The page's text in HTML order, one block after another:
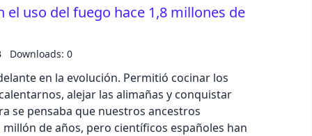
más de lo esperado. Jesús Pérez Gil nos ha
al cáncer. En los últimos meses, el presidente
por hacerse con Groenlandia. Pero como nos
ya intentó en el pasado comprar la isla, que ya
durante la II Guerra Mundial. Con
tiempo hemos viajado al año 27 de nuestra
el uso del fuego hace 1,8 millones de
Downloads: 0
en la evolución. Permitió cocinar los
alejar las alimañas y conquistar
se pensaba que nuestros ancestros
de años, pero científicos españoles han